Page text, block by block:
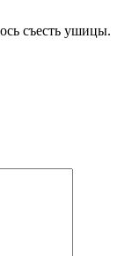
съесть ушицы.